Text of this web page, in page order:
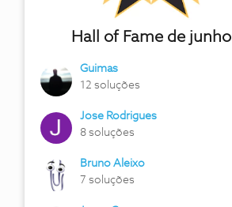
Hall of Fame de junho
Guimas
12 soluções
Jose Rodrigues
8 soluções
Bruno Aleixo
7 soluções